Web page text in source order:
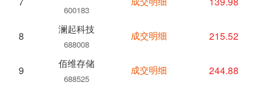
600183
8
澜起科技
688008
9
佰维存储
688525
成交明细 215.52
成交明细 244.88